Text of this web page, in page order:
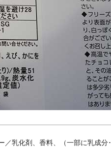
／乳化剤、香料、（一部に乳成分･